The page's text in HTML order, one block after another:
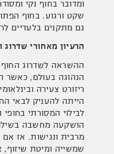
ומדובר בחוף נקי
שקט ורגוע. בחוף
גם מתקנים בלעדיים
הרעיון מאחורי שדרוג
ההשראה לשדרוג
הנהוגה בעולם, כאשר
ריזורט צעירה
הייתה להעניק לבאי
לבילוי המסורתי
הושקעה מחשבה
מרבית ונגישות. אז אם
שמשייה ומיטת